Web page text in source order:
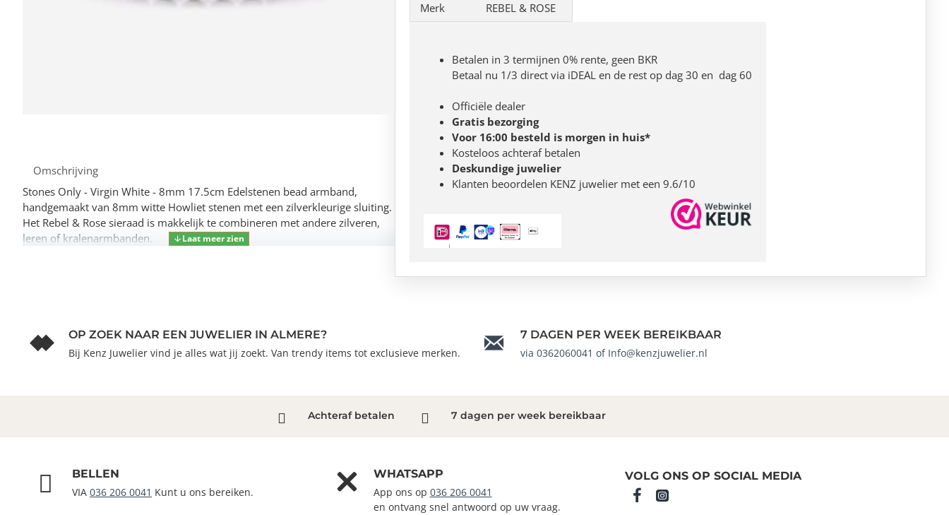
Omschrijving
Stones Only - Virgin White - 8mm 17.5cm Edelstenen bead armband,
handgemaakt van 8mm witte Howliet stenen met een zilverkleurige sluiting.
Het Rebel & Rose sieraad is makkelijk te combineren met andere zilveren,
leren of kralenarmbanden.
Merk
REBEL & ROSE
Betalen in 3 termijnen 0% rente, geen BKR
Betaal nu 1/3 direct via iDEAL en de rest op dag 30 en dag 60
Officiële dealer
Gratis bezorging
Voor 16:00 besteld is morgen in huis*
Kosteloos achteraf betalen
Deskundige juwelier
Klanten beoordelen KENZ juwelier met een 9.6/10
OP ZOEK NAAR EEN JUWELIER IN ALMERE?
Bij Kenz Juwelier vind je alles wat jij zoekt. Van trendy items tot exclusieve merken.
7 DAGEN PER WEEK BEREIKBAAR
via 0362060041 of Info@kenzjuwelier.nl
Achteraf betalen 7 dagen per week bereikbaar
BELLEN
VIA 036 206 0041 Kunt u ons bereiken.
WHATSAPP
App ons op 036 206 0041
en ontvang snel antwoord op uw vraag.
VOLG ONS OP SOCIAL MEDIA